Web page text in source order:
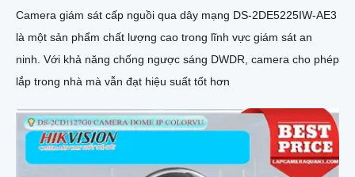
Camera giám sát cấp nguồi qua dây mạng DS-2DE5225IW-AE3
là một sản phẩm chất lượng cao trong lĩnh vực giám sát an
ninh. Với khả năng chống ngược sáng DWDR, camera cho phép
lắp trong nhà mà vẫn đạt hiệu suất tốt hơn